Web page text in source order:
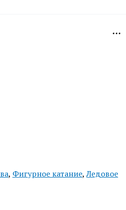
, Фигурное катание,Ледовое